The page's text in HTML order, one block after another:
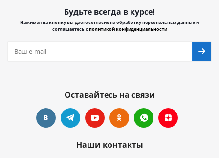
Будьте всегда в курсе!
Нажимая на кнопку вы даете согласие на обработку персональных данных и
соглашаетесь сполитикой конфиденциальности
Оставайтесь на связи
Наши контакты